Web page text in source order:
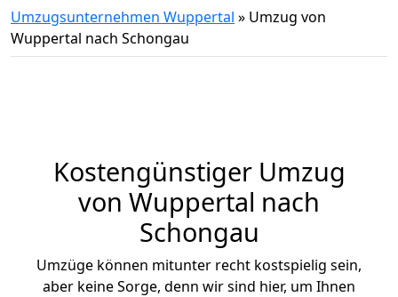
Umzugsunternehmen Wuppertal » Umzug von
Wuppertal nach Schongau
Kostengünstiger Umzug
von Wuppertal nach
Schongau
Umzüge können mitunter recht kostspielig sein,
aber keine Sorge, denn wir sind hier, um Ihnen